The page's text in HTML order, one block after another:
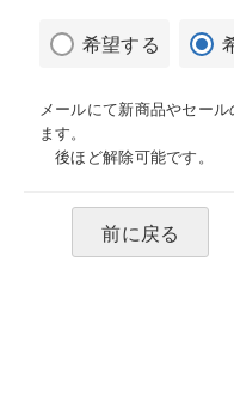
希望する
メールにて新商品やセー
ます。
後ほど解除可能です。
前に戻る